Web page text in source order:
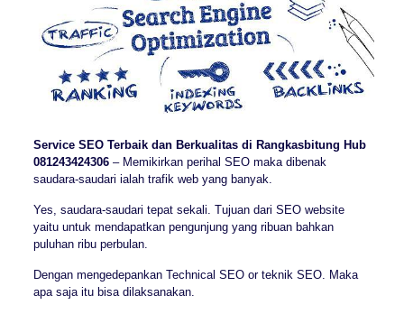
Service SEO Terbaik dan Berkualitas di Rangkasbitung Hub
081243424306– Memikirkan perihal SEO maka dibenak
saudara-saudari ialah trafik web yang banyak.
Yes, saudara-saudari tepat sekali. Tujuan dari SEO website
yaitu untuk mendapatkan pengunjung yang ribuan bahkan
puluhan ribu perbulan.
Dengan mengedepankan Technical SEO or teknik SEO. Maka
apa saja itu bisa dilaksanakan.